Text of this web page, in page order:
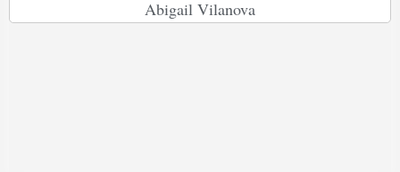
Abigail Vilanova